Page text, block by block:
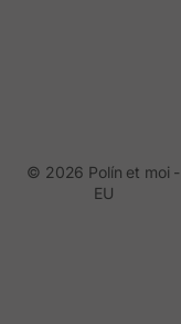
© 2026 Polín et moi -
EU